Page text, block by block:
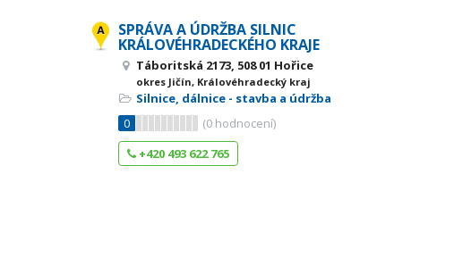
SPRÁVA A ÚDRŽBA SILNIC
KRÁLOVÉHRADECKÉHO KRAJE
Táboritská 2173, 508 01 Hořice
okres Jičín, Královéhradecký kraj
Silnice, dálnice - stavba a údržba
0
(0 hodnocení)
+420 493 622 765